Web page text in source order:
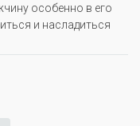
особенно в его
и насладиться